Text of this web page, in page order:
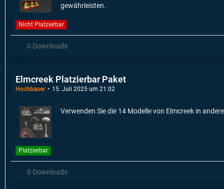
gewährleisten.
Nicht Platzierbar
0 Downloads
Elmcreek Platzierbar Paket
Hochbauer 15. Juli 2025 um 21:02
Verwenden Sie die 14 Modelle von Elmcreek in
Platzierbar
0 Downloads